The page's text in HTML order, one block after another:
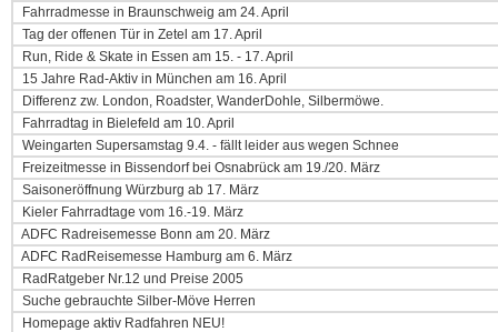
Fahrradmesse in Braunschweig am 24. April
Tag der offenen Tür in Zetel am 17. April
Run, Ride & Skate in Essen am 15. - 17. April
15 Jahre Rad-Aktiv in München am 16. April
Differenz zw. London, Roadster, WanderDohle, Silbermöwe.
Fahrradtag in Bielefeld am 10. April
Weingarten Supersamstag 9.4. - fällt leider aus wegen Schnee
Freizeitmesse in Bissendorf bei Osnabrück am 19./20. März
Saisoneröffnung Würzburg ab 17. März
Kieler Fahrradtage vom 16.-19. März
ADFC Radreisemesse Bonn am 20. März
ADFC RadReisemesse Hamburg am 6. März
RadRatgeber Nr.12 und Preise 2005
Suche gebrauchte Silber-Möve Herren
Homepage aktiv Radfahren NEU!